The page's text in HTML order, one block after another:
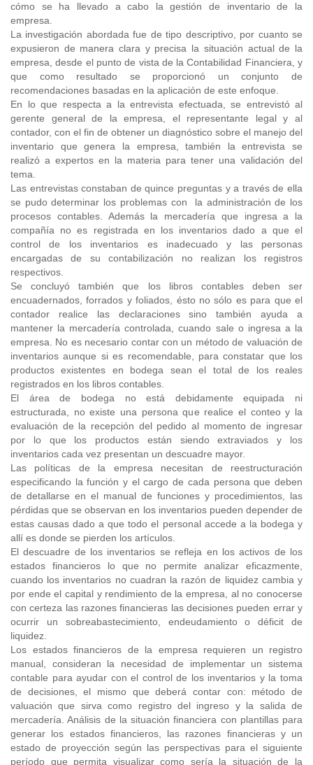
cómo se ha llevado a cabo la gestión de inventario de la
empresa.
La investigación abordada fue de tipo descriptivo, por cuanto se
expusieron de manera clara y precisa la situación actual de la
empresa, desde el punto de vista de la Contabilidad Financiera, y
que como resultado se proporcionó un conjunto de
recomendaciones basadas en la aplicación de este enfoque.
En lo que respecta a la entrevista efectuada, se entrevistó al
gerente general de la empresa, el representante legal y al
contador, con el fin de obtener un diagnóstico sobre el manejo del
inventario que genera la empresa, también la entrevista se
realizó a expertos en la materia para tener una validación del
tema.
Las entrevistas constaban de quince preguntas y a través de ella
se pudo determinar los problemas con la administración de los
procesos contables. Además la mercadería que ingresa a la
compañía no es registrada en los inventarios dado a que el
control de los inventarios es inadecuado y las personas
encargadas de su contabilización no realizan los registros
respectivos.
Se concluyó también que los libros contables deben ser
encuadernados, forrados y foliados, ésto no sólo es para que el
contador realice las declaraciones sino también ayuda a
mantener la mercadería controlada, cuando sale o ingresa a la
empresa. No es necesario contar con un método de valuación de
inventarios aunque si es recomendable, para constatar que los
productos existentes en bodega sean el total de los reales
registrados en los libros contables.
El área de bodega no está debidamente equipada ni
estructurada, no existe una persona que realice el conteo y la
evaluación de la recepción del pedido al momento de ingresar
por lo que los productos están siendo extraviados y los
inventarios cada vez presentan un descuadre mayor.
Las políticas de la empresa necesitan de reestructuración
especificando la función y el cargo de cada persona que deben
de detallarse en el manual de funciones y procedimientos, las
pérdidas que se observan en los inventarios pueden depender de
estas causas dado a que todo el personal accede a la bodega y
allí es donde se pierden los artículos.
El descuadre de los inventarios se refleja en los activos de los
estados financieros lo que no permite analizar eficazmente,
cuando los inventarios no cuadran la razón de liquidez cambia y
por ende el capital y rendimiento de la empresa, al no conocerse
con certeza las razones financieras las decisiones pueden errar y
ocurrir un sobreabastecimiento, endeudamiento o déficit de
liquidez.
Los estados financieros de la empresa requieren un registro
manual, consideran la necesidad de implementar un sistema
contable para ayudar con el control de los inventarios y la toma
de decisiones, el mismo que deberá contar con: método de
valuación que sirva como registro del ingreso y la salida de
mercadería. Análisis de la situación financiera con plantillas para
generar los estados financieros, las razones financieras y un
estado de proyección según las perspectivas para el siguiente
período que permita visualizar como sería la situación de la